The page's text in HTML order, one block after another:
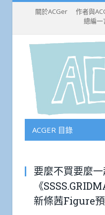
關於ACGer 作者與
總編一
ACGER 目錄
要麼不買要麼一
《
新條茜Figure